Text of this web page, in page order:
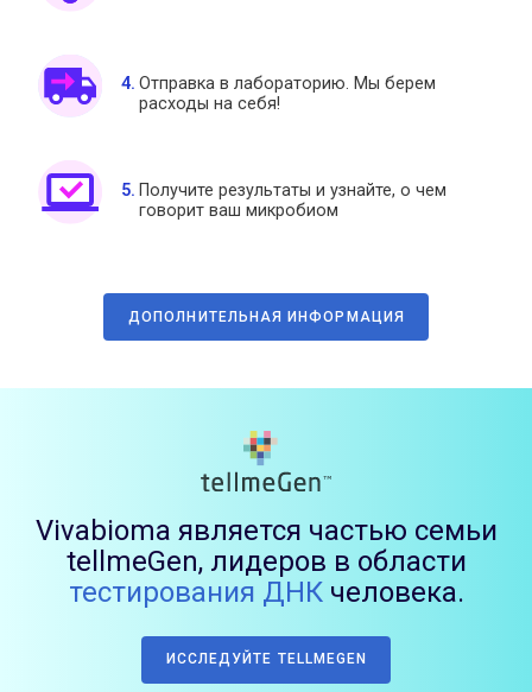
Отправка в лабораторию. Мы берем
расходы на себя!
Получите результаты и узнайте, о чем
говорит ваш микробиом
ДОПОЛНИТЕЛЬНАЯ ИНФОРМАЦИЯ
Vivabioma является частью семьи
tellmeGen, лидеров в области
тестирования ДНКчеловека.
ИССЛЕДУЙТЕ TELLMEGEN